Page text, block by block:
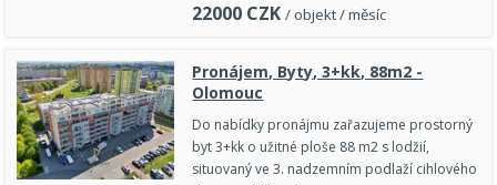
22000 CZK / objekt / měsíc
Pronájem, Byty, 3+kk, 88m2 -
Olomouc
Do nabídky pronájmu zařazujeme prostorný
byt 3+kk o užitné ploše 88 m2 s lodžií,
situovaný ve 3. nadzemním podlaží cihlového